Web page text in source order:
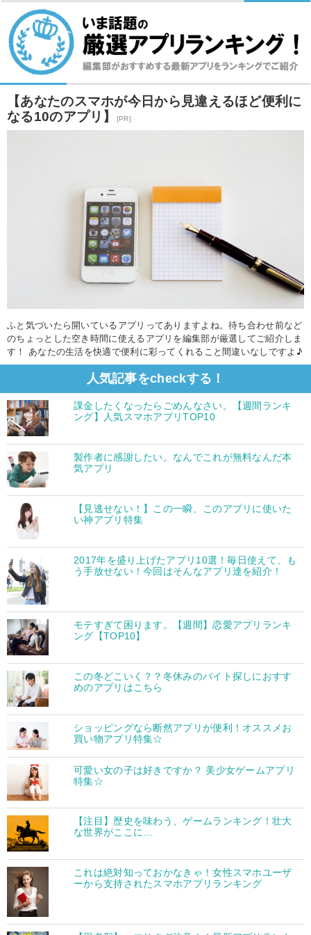
【あなたのスマホが今日から見違えるほど便利に
なる10のアプリ】
[PR]
ふと気づいたら開いているアプリってありますよね。待ち合わせ前など
のちょっとした空き時間に使えるアプリを編集部が厳選してご紹介しま
す！ あなたの生活を快適で便利に彩ってくれること間違いなしですよ♪
人気記事をcheckする！
課金したくなったらごめんなさい。【週間ランキ
ング】人気スマホアプリTOP10
製作者に感謝したい。なんでこれが無料なんだ本
気アプリ
【見逃せない！】この一瞬、このアプリに使いた
い神アプリ特集
2017年を盛り上げたアプリ10選！毎日使えて、も
う手放せない！今回はそんなアプリ達を紹介！
モテすぎて困ります。【週間】恋愛アプリランキ
ング【TOP10】
この冬どこいく？？冬休みのバイト探しにおすす
めのアプリはこちら
ショッピングなら断然アプリが便利！オススメお
買い物アプリ特集☆
可愛い女の子は好きですか？ 美少女ゲームアプリ
特集☆
【注目】歴史を味わう、ゲームランキング！壮大
な世界がここに…
これは絶対知っておかなきゃ！女性スマホユーザ
ーから支持されたスマホアプリランキング